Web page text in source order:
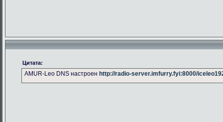
Цитата:
AMUR-Leo DNS настроен http://radio-server.imfurry.fyi:8000/